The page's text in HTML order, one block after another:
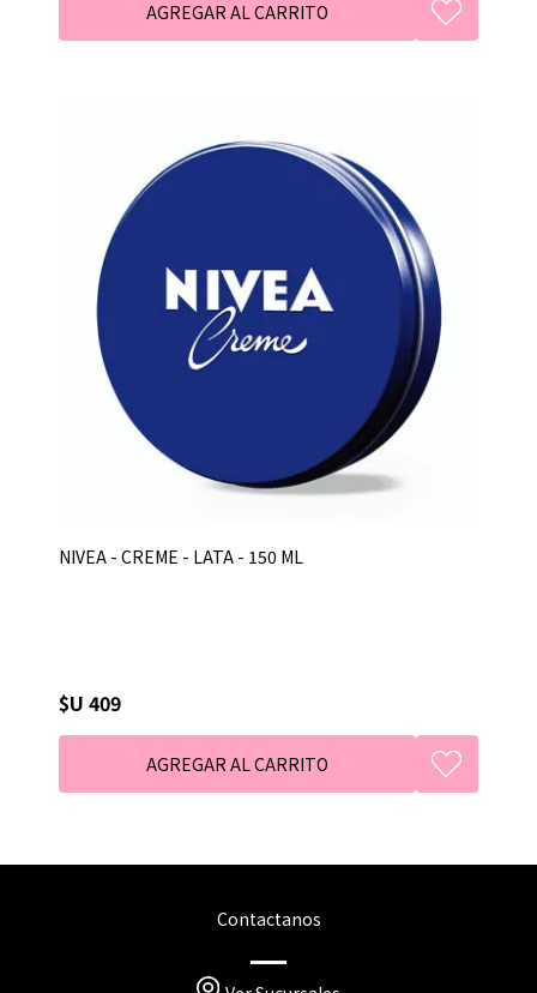
NIVEA - CREME - LATA - 150 ML
$U 409
Contactanos